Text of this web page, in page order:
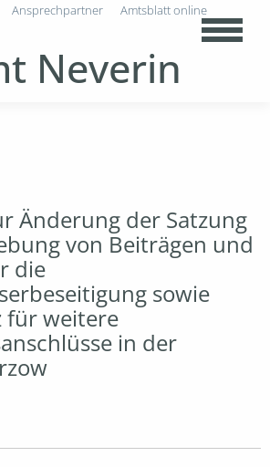
Neverin
Ansprechpartner Amtsblatt online
Änderung der Satzung
von Beiträgen und
die
sowie
für weitere
in der